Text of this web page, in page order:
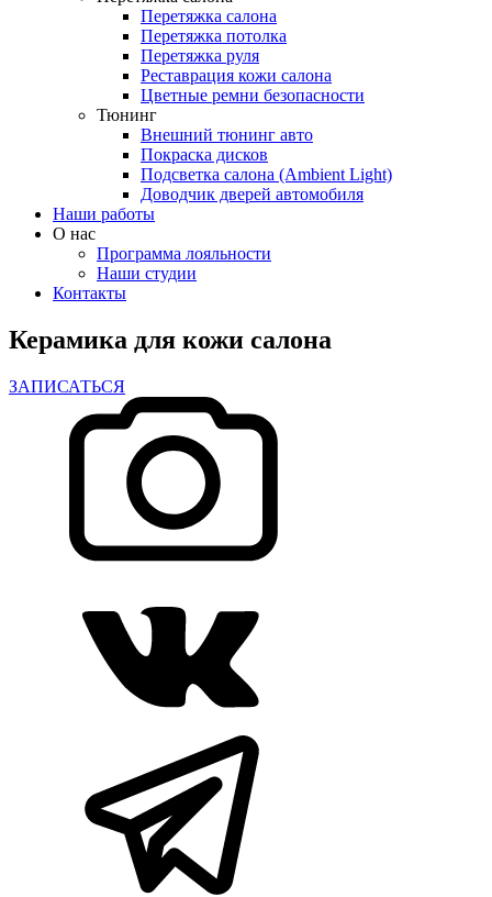
Перетяжка салона
Перетяжка потолка
Перетяжка руля
Реставрация кожи салона
Цветные ремни безопасности
Тюнинг
Внешний тюнинг авто
Покраска дисков
Подсветка салона (Ambient Light)
Доводчик дверей автомобиля
Наши работы
О нас
Программа лояльности
Наши студии
Контакты
Керамика для кожи салона
ЗАПИСАТЬСЯ